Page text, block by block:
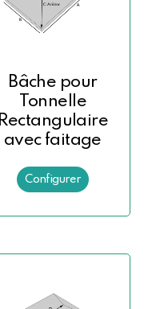
Bâche pour
Tonnelle
Rectangulaire
avec faitage